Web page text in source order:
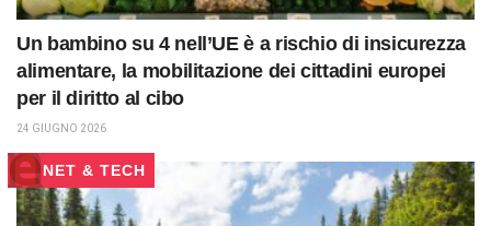
Un bambino su 4 nell’UE è a rischio di insicurezza
alimentare, la mobilitazione dei cittadini europei
per il diritto al cibo
24 GIUGNO 2026
NET & TECH